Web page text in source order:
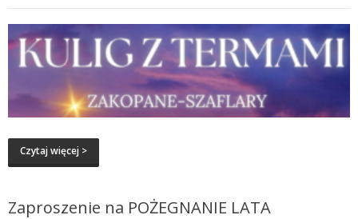
Czytaj więcej >
Zaproszenie na POŻEGNANIE LATA